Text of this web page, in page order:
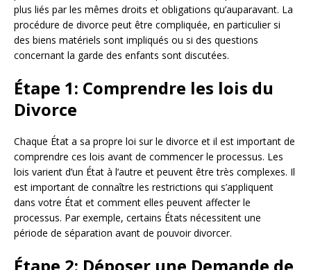
plus liés par les mêmes droits et obligations qu’auparavant. La
procédure de divorce peut être compliquée, en particulier si
des biens matériels sont impliqués ou si des questions
concernant la garde des enfants sont discutées.
Étape 1: Comprendre les lois du
Divorce
Chaque État a sa propre loi sur le divorce et il est important de
comprendre ces lois avant de commencer le processus. Les
lois varient d’un État à l’autre et peuvent être très complexes. Il
est important de connaître les restrictions qui s’appliquent
dans votre État et comment elles peuvent affecter le
processus. Par exemple, certains États nécessitent une
période de séparation avant de pouvoir divorcer.